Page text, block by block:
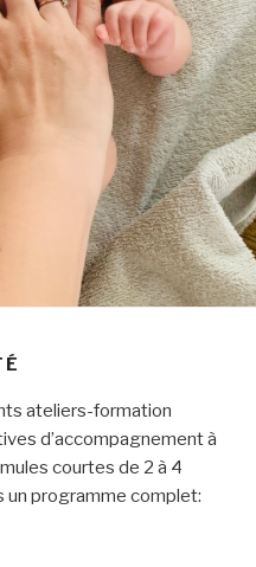
ateliers-formation
d’accompagnement à
courtes de 2 à 4
un programme complet: